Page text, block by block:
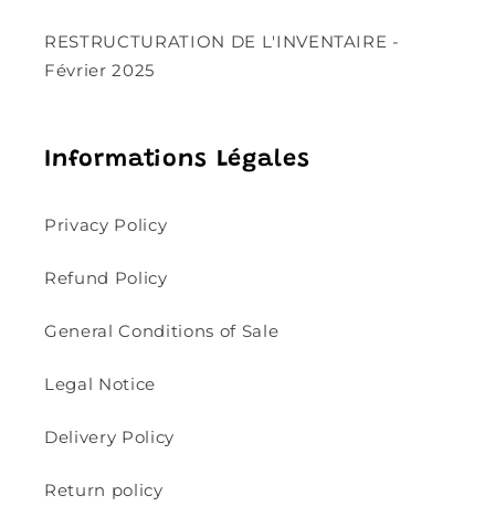
RESTRUCTURATION DE L'INVENTAIRE -
Février 2025
Informations Légales
Privacy Policy
Refund Policy
General Conditions of Sale
Legal Notice
Delivery Policy
Return policy